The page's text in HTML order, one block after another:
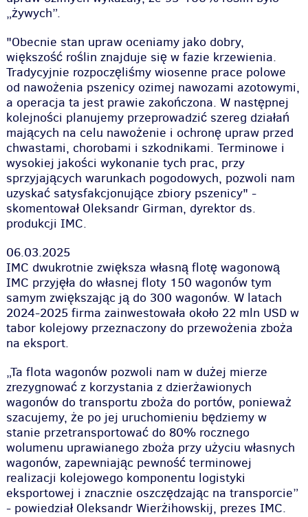
„żywych”.
"Obecnie stan upraw oceniamy jako dobry,
większość roślin znajduje się w fazie krzewienia.
Tradycyjnie rozpoczęliśmy wiosenne prace polowe
od nawożenia pszenicy ozimej nawozami azotowymi,
a operacja ta jest prawie zakończona. W następnej
kolejności planujemy przeprowadzić szereg działań
mających na celu nawożenie i ochronę upraw przed
chwastami, chorobami i szkodnikami. Terminowe i
wysokiej jakości wykonanie tych prac, przy
sprzyjających warunkach pogodowych, pozwoli nam
uzyskać satysfakcjonujące zbiory pszenicy" -
skomentował Oleksandr Girman, dyrektor ds.
produkcji IMC.
06.03.2025
IMC dwukrotnie zwiększa własną flotę wagonową
IMC przyjęła do własnej floty 150 wagonów tym
samym zwiększając ją do 300 wagonów. W latach
2024-2025 firma zainwestowała około 22 mln USD w
tabor kolejowy przeznaczony do przewożenia zboża
na eksport.
„Ta flota wagonów pozwoli nam w dużej mierze
zrezygnować z korzystania z dzierżawionych
wagonów do transportu zboża do portów, ponieważ
szacujemy, że po jej uruchomieniu będziemy w
stanie przetransportować do 80% rocznego
wolumenu uprawianego zboża przy użyciu własnych
wagonów, zapewniając pewność terminowej
realizacji kolejowego komponentu logistyki
eksportowej i znacznie oszczędzając na transporcie”
- powiedział Oleksandr Wierżihowskij, prezes IMC.